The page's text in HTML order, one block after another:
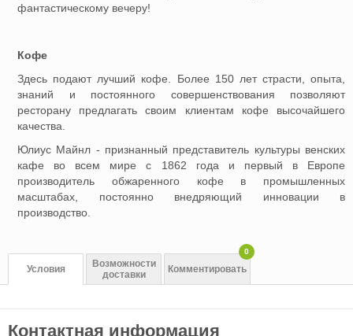
фантастическому вечеру!
Кофе
Здесь подают лучший кофе. Более 150 лет страсти, опыта,
знаний и постоянного совершенствования позволяют
ресторану предлагать своим клиентам кофе высочайшего
качества.
Юлиус Майнл - признанный представитель культуры венских
кафе во всем мире с 1862 года и первый в Европе
производитель обжаренного кофе в промышленных
масштабах, постоянно внедряющий инновации в
производство.
Условия
Возможности
доставки
Комментировать
0
Контактная информация